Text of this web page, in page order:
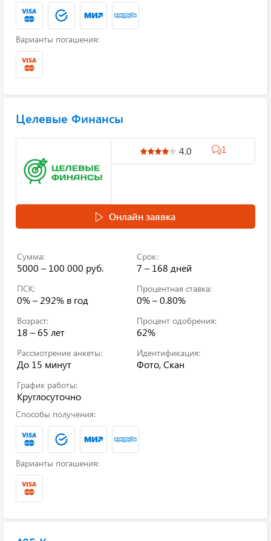
Варианты погашения:
Целевые Финансы
4.0 1
Онлайн заявка
Сумма:
5000 – 100 000 руб.
Срок:
7 – 168 дней
ПСК:
0% – 292% в год
Процентная ставка:
0% – 0.80%
Возраст:
18 – 65 лет
Процент одобрения:
62%
Рассмотрение анкеты:
До 15 минут
Идентификация:
Фото, Скан
График работы:
Круглосуточно
Способы получения:
Варианты погашения: